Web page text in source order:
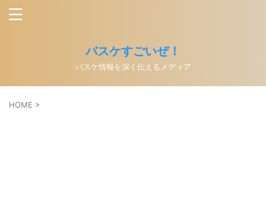
バスケすごいぜ！
バスケ情報を深く伝えるメディア
HOME >